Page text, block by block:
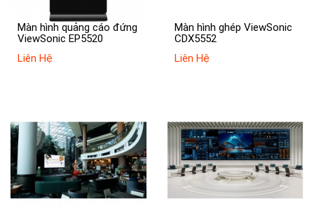
Màn hình quảng cáo đứng
ViewSonic EP5520
Liên Hệ
Màn hình ghép ViewSonic
CDX5552
Liên Hệ